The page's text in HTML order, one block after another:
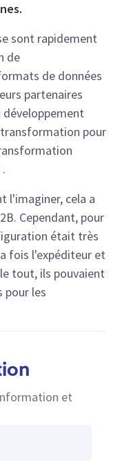
sont rapidement
de
de données
partenaires
développement
pour
l'imaginer, cela a
Cependant, pour
était très
fois l'expéditeur et
tout, ils pouvaient
pour les
et